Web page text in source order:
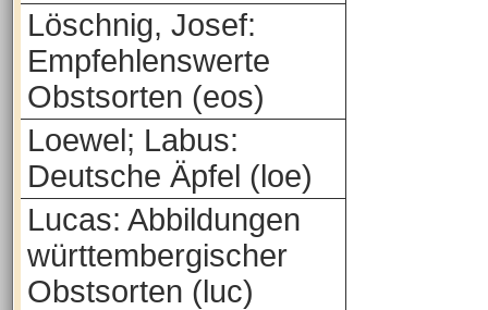
Löschnig, Josef:
Empfehlenswerte
Obstsorten (eos)
Loewel; Labus:
Deutsche Äpfel (loe)
Lucas: Abbildungen
württembergischer
Obstsorten (luc)